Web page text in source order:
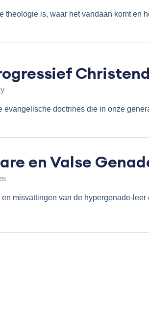
theologie is, waar het vandaan komt en
evangelische doctrines die in onze
en Valse
en misvattingen van de hypergenade-